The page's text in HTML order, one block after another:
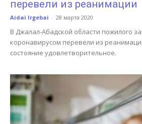
перевели из реанимации
Aidai Irgebai - 28 марта 2020
В Джалал-Абадской области пожилого
коронавирусом перевели из
состояние удовлетворительное.